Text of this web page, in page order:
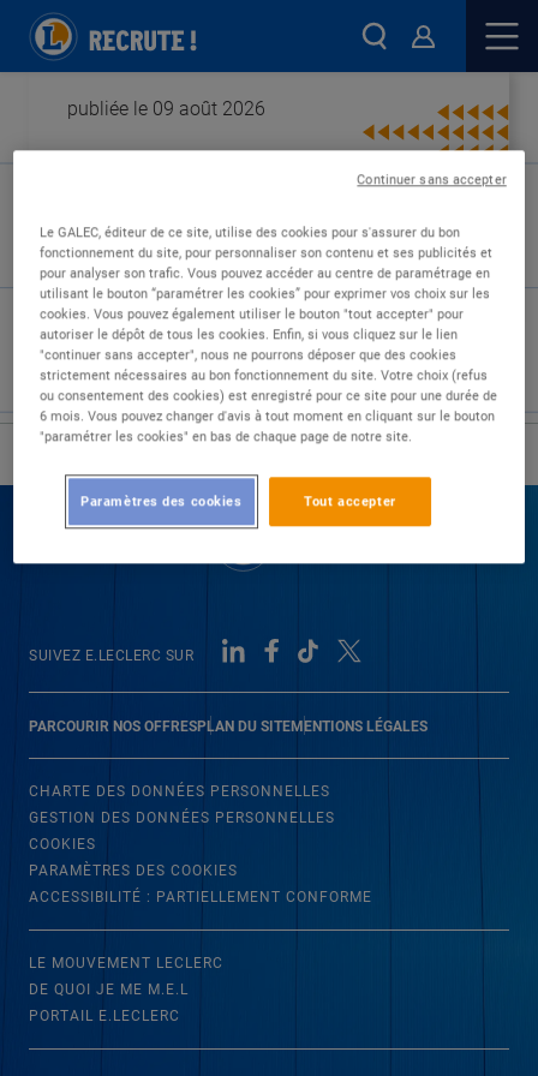
publiée le 09 août 2026
Type de contrat :
Expérience :
Études :
PARCOURIR NOS OFFRESPLAN DU SITEMENTIONS LÉGALES
SUIVEZ E.LECLERC SUR
CHARTE DES DONNÉES PERSONNELLES
GESTION DES DONNÉES PERSONNELLES
COOKIES
PARAMÈTRES DES COOKIES
ACCESSIBILITÉ : PARTIELLEMENT CONFORME
LE MOUVEMENT LECLERC
DE QUOI JE ME M.E.L
PORTAIL E.LECLERC
Le GALEC, éditeur de ce site, utilise des cookies pour s'assurer du bon
fonctionnement du site, pour personnaliser son contenu et ses publicités et
pour analyser son trafic. Vous pouvez accéder au centre de paramétrage en
utilisant le bouton “paramétrer les cookies” pour exprimer vos choix sur les
cookies. Vous pouvez également utiliser le bouton "tout accepter" pour
autoriser le dépôt de tous les cookies. Enfin, si vous cliquez sur le lien
"continuer sans accepter", nous ne pourrons déposer que des cookies
strictement nécessaires au bon fonctionnement du site. Votre choix (refus
ou consentement des cookies) est enregistré pour ce site pour une durée de
6 mois. Vous pouvez changer d'avis à tout moment en cliquant sur le bouton
"paramétrer les cookies" en bas de chaque page de notre site.
Tout accepter
Paramètres des cookies
Continuer sans accepter